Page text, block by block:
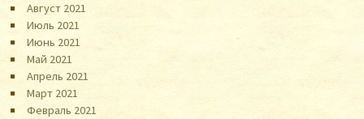
Август 2021
Июль 2021
Июнь 2021
Май 2021
Апрель 2021
Март 2021
Февраль 2021